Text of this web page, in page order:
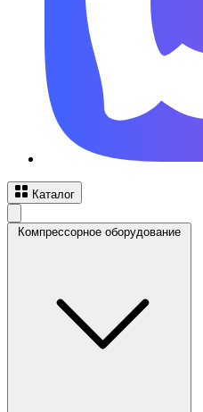
Каталог
Компрессорное оборудование